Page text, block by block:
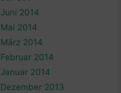
Juni 2014
Mai 2014
März 2014
Februar 2014
Januar 2014
Dezember 2013